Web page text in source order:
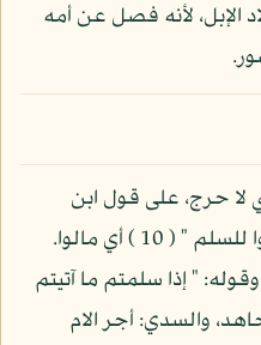
الإبل، لأنه فصل عن أمه
لا حرج، على قول ابن
عباس، وهو مأخوذ من " جنحوا للسلم " ( 10 ) أي مالوا.
" إذا سلمتم ما آتيتم
والسدي: أجر الام